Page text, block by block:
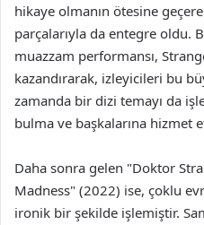
hikaye olmanın ötesine
parçalarıyla da entegre oldu.
muazzam performansı,
kazandırarak, izleyicileri bu
zamanda bir dizi temayı da
bulma ve başkalarına hizmet
Daha sonra gelen "Doktor
Madness" (2022) ise, çoklu
ironik bir şekilde işlemiştir.